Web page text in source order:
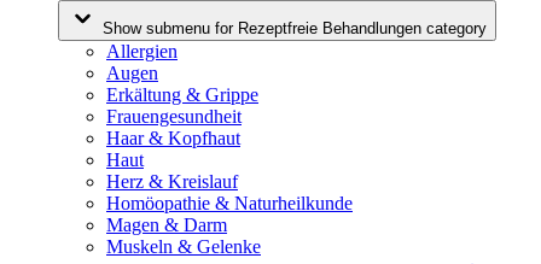
Show submenu for Rezeptfreie Behandlungen category
Allergien
Augen
Erkältung & Grippe
Frauengesundheit
Haar & Kopfhaut
Haut
Herz & Kreislauf
Homöopathie & Naturheilkunde
Magen & Darm
Muskeln & Gelenke